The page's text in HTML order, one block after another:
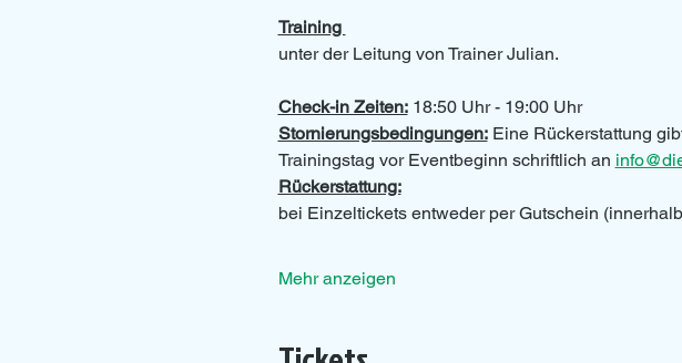
Training
unter der Leitung von Trainer Julian.
Check-in Zeiten: 18:50 Uhr - 19:00 Uhr
Stornierungsbedingungen: Eine Rückerstattung
Trainingstag vor Eventbeginn schriftlich an
Rückerstattung:
bei Einzeltickets entweder per Gutschein
Mehr anzeigen